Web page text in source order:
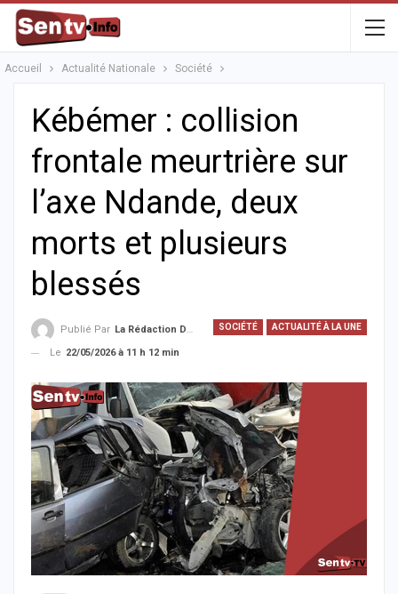
Accueil Actualité Nationale Société
Kébémer : collision
frontale meurtrière sur
l’axe Ndande, deux
morts et plusieurs
blessés
SOCIÉTÉ ACTUALITÉ À LA UNE
Publié Par La Rédaction De La SenTV.info
Le 22/05/2026 à 11 h 12 min